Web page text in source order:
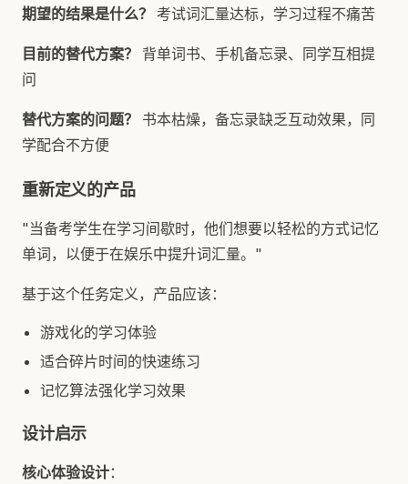
期望的结果是什么？ 考试词汇量达标，学习过程不痛苦
目前的替代方案？
背单词书、手机备忘录、同学互相提
问
替代方案的问题？
书本枯燥，备忘录缺乏互动效果，同
学配合不方便
重新定义的产品
"当备考学生在学习间歇时，他们想要以轻松的方式记忆
单词，以便于在娱乐中提升词汇量。"
基于这个任务定义，产品应该：
游戏化的学习体验
适合碎片时间的快速练习
记忆算法强化学习效果
设计启示
核心体验设计：